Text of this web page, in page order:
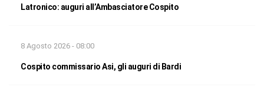
Latronico: auguri all’Ambasciatore Cospito
8 Agosto 2026 - 08:00
Cospito commissario Asi, gli auguri di Bardi